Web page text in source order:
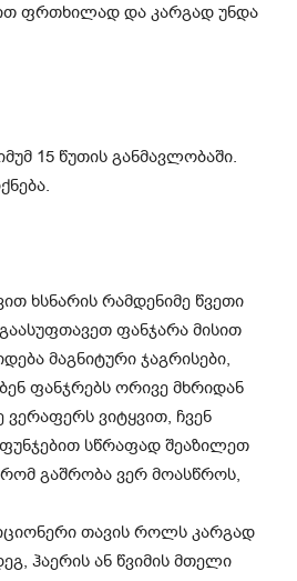
ფრთხილად და კარგად უნდა
15 წუთის განმავლობაში.
ხსნარის რამდენიმე წვეთი
ფანჯარა მისით
მაგნიტური ჯაგრისები,
ფანჯრებს ორივე მხრიდან
ვიტყვით, ჩვენ
სწრაფად შეაზილეთ
გაშრობა ვერ მოასწროს,
თავის როლს კარგად
ჰაერის ან წვიმის მთელი